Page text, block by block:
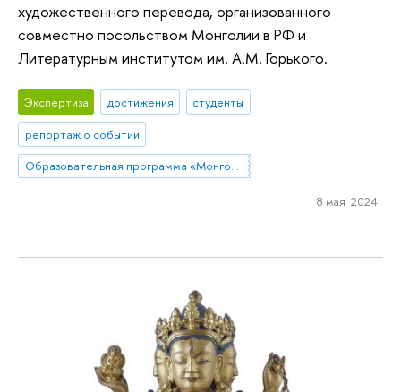
художественного перевода, организованного
совместно посольством Монголии в РФ и
Литературным институтом им. А.М. Горького.
Экспертиза достижения
студенты
репортаж о событии
Образовательная программа «Монголия и Тибет»
8 мая 2024